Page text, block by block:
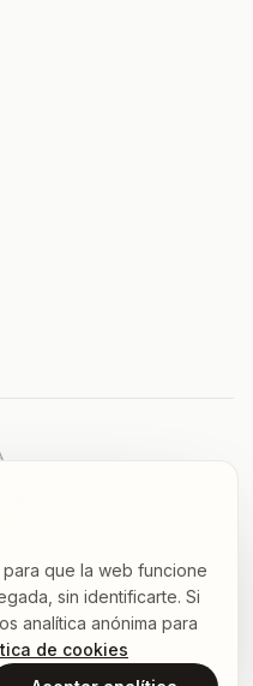
→
derechos reservados
públicas. Notifica un error.
que la web funcione
sin identificarte. Si
analítica anónima para
de cookies